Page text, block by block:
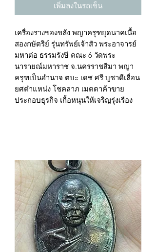
เพิ่มลงในรถเข็น
เครื่องรางของขลัง พญาครุฑยุดนาคเนื้อ
สองกษัตริย์ รุ่นทรัพย์เจ้าสัว พระอาจารย์
มหาต่อ ธรรมรังษี คณะ 6 วัดพระ
นารายณ์มหาราช จ.นครราชสีมา พญา
ครุฑเป็นอำนาจ ตบะ เดช ศรี บูชาดีเลื่อน
ยศตำแหน่ง โชคลาภ เมตตาค้าขาย
ประกอบธุรกิจ เกื้อหนุนให้เจริญรุ่งเรือง